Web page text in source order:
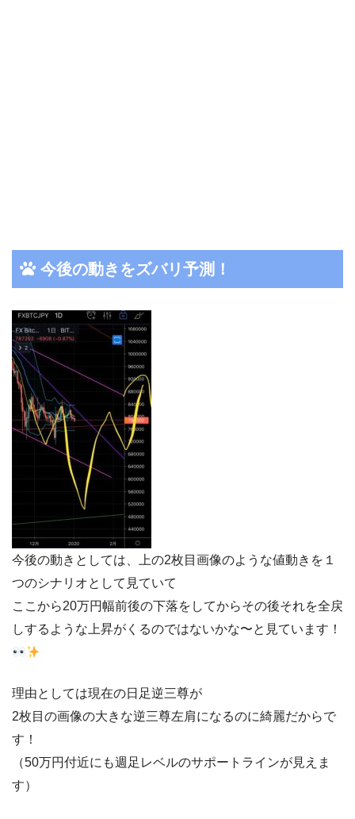
今後の動きをズバリ予測！
今後の動きとしては、上の2枚目画像のような値動きを１
つのシナリオとして見ていて
ここから20万円幅前後の下落をしてからその後それを全戻
しするような上昇がくるのではないかな〜と見ています！
理由としては現在の日足逆三尊が
2枚目の画像の大きな逆三尊左肩になるのに綺麗だからで
す！
（50万円付近にも週足レベルのサポートラインが見えま
す）